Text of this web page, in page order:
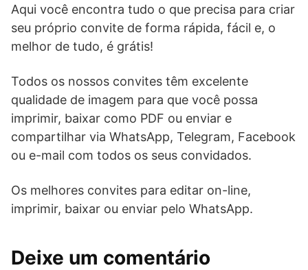
Aqui você encontra tudo o que precisa para criar
seu próprio convite de forma rápida, fácil e, o
melhor de tudo, é grátis!
Todos os nossos convites têm excelente
qualidade de imagem para que você possa
imprimir, baixar como PDF ou enviar e
compartilhar via WhatsApp, Telegram, Facebook
ou e-mail com todos os seus convidados.
Os melhores convites para editar on-line,
imprimir, baixar ou enviar pelo WhatsApp.
Deixe um comentário